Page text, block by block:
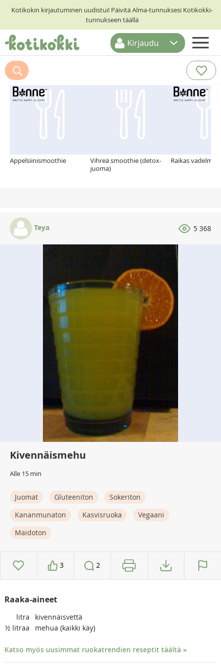
Kotikokin kirjautuminen uudistui! Päivitä Alma-tunnuksesi Kotikokki-
tunnukseen täällä
ETUSIVU
RESEPTIHAKU
RUOKATEEMAT
Kirjaudu
Suosittelemme myös
Appelsiinismoothie
Vihreä smoothie (detox-
juoma)
Raikas
Teya 5 368
Kivennäismehu
Alle 15 min
Juomat Gluteeniton
Sokeriton
Kananmunaton
Kasvisruoka
Vegaani
Maidoton
3 2
Raaka-aineet
litra
kivennäisvettä
½ litraa mehua (kaikki käy)
Katso myös uusimmat ruokatrendien reseptit täältä »